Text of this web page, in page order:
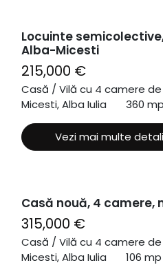
Locuinte
Alba-Micesti
215,000 €
Casă / Vilă cu 4 camere
Micesti, Alba Iulia
360 mp
Vezi mai multe
Casă nouă, 4 camere,
315,000 €
Casă / Vilă cu 4 camere
Micesti, Alba Iulia
106 mp